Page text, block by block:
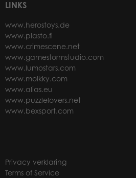
LINKS
www.herostoys.de
www.plasto.fi
www.crimescene.net
www.gamestormstudio.com
www.lumostars.com
www.molkky.com
www.alias.eu
www.puzzlelovers.net
www.bexsport.com
Privacy verklaring
Terms of Service